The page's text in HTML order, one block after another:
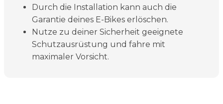
Durch die Installation kann auch die
Garantie deines E-Bikes erlöschen.
Nutze zu deiner Sicherheit geeignete
Schutzausrüstung und fahre mit
maximaler Vorsicht.